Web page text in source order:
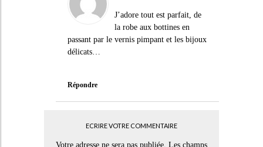
J’adore tout est parfait, de
la robe aux bottines en
passant par le vernis pimpant et les bijoux
délicats…
Répondre
ECRIRE VOTRE COMMENTAIRE
Votre adresse ne sera pas publiée. Les champs